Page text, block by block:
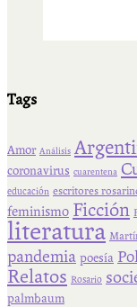
Tags
Amor Análisis
coronavirus cuarentena
educación escritores
feminismo Ficción
literatura
pandemia poesía
Relatos Rosario
palmbaum